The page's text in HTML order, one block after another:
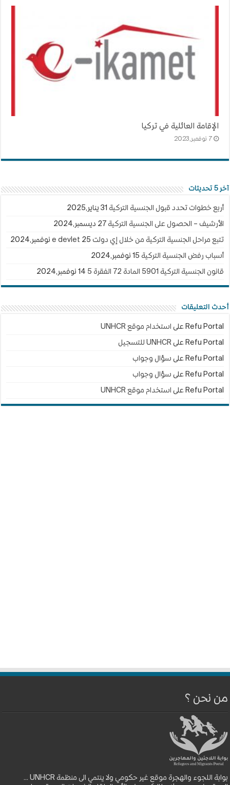
الإقامة العائلية في تركيا
7 نوفمبر,2023
آخر 5 تحديثات
أربع خطوات تحدد قبول الجنسية التركية 31 يناير,2025
الأرشيف – الحصول على الجنسية التركية 27 ديسمبر,2024
تتبع مراحل الجنسية التركية من خلال إي دولت e devlet 25 نوفمبر,2024
أسباب رفض الجنسية التركية 15 نوفمبر,2024
قانون الجنسية التركية 5901 المادة 72 الفقرة 5 14 نوفمبر,2024
أحدث التعليقات
Refu Portal على استخدام موقع UNHCR
Refu Portal على UNHCR للتسجيل
Refu Portal على سؤال وجواب
Refu Portal على سؤال وجواب
Refu Portal على استخدام موقع UNHCR
من نحن ؟
بوابة اللجوء والهجرة موقع غير حكومي ولا ينتمي الى منظمة UNHCR ...